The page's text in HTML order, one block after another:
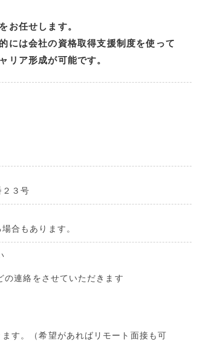
お任せします。
には会社の資格取得支援制度を使って
リア形成が可能です。
３号
合もあります。
連絡をさせていただきます
す。（希望があればリモート面接も可